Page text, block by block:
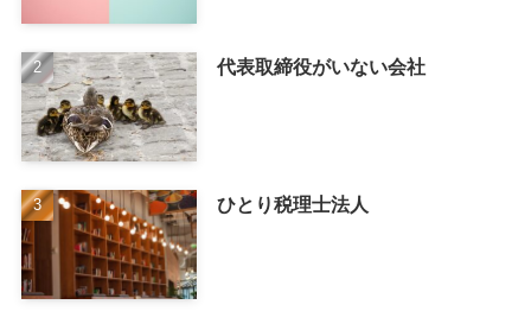
代表取締役がいない会社
ひとり税理士法人